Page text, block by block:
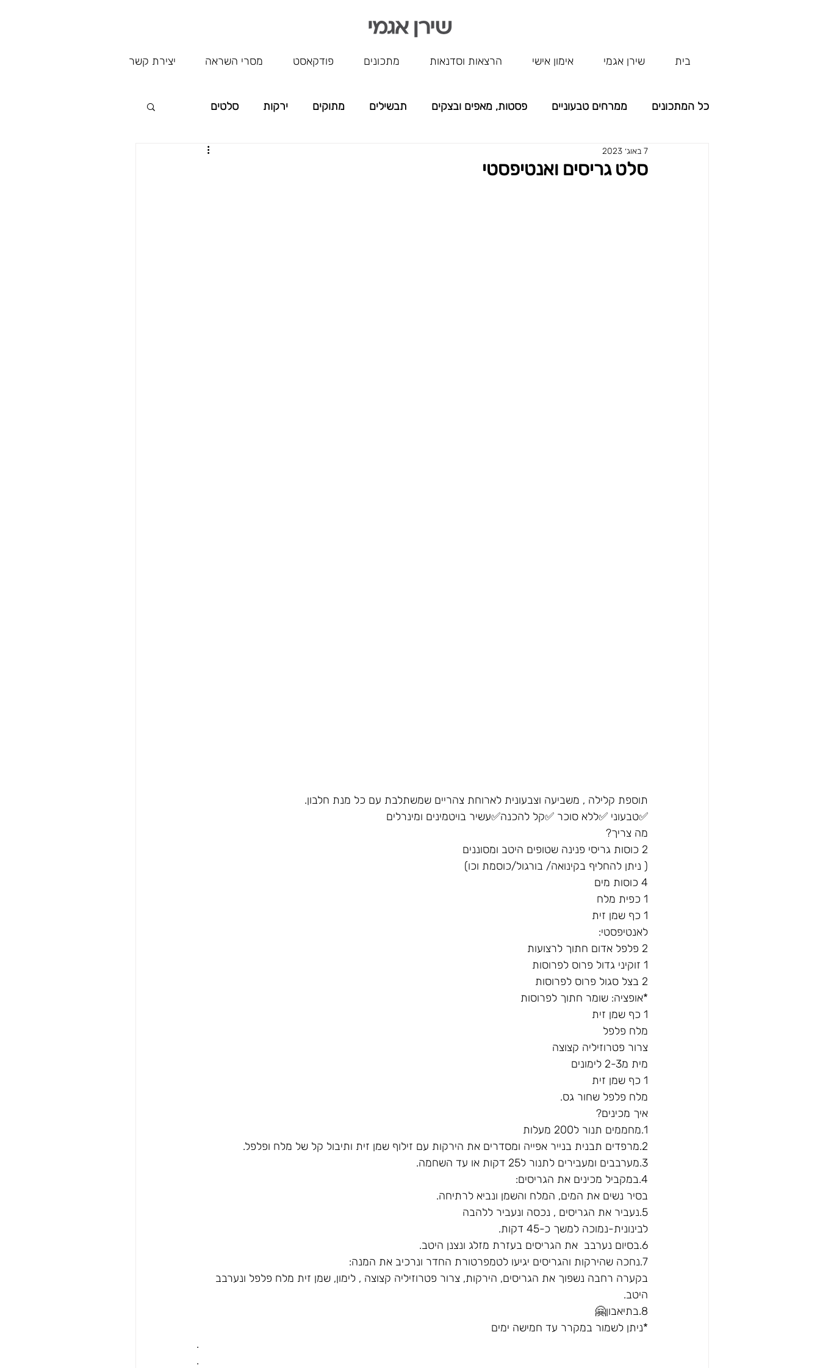
בית שירן אגמי אימון אישי הרצאות וסדנאות מתכונים פודקאסט מסרי השראה יצירת קשר
כל המתכונים ממרחים טבעוניים פסטות, מאפים ובצקים תבשילים מתוקים ירקות סלטים
קטגוריה ללא שם
סלט גריסים ואנטיפסטי
7 באוג׳ 2023
תוספת קלילה , משביעה וצבעונית לארוחת צהריים שמשתלבת עם כל מנת חלבון.
✅טבעוני ✅ללא סוכר ✅קל להכנה✅עשיר בויטמינים ומינרלים
מה צריך?
2 כוסות גריסי פנינה שטופים היטב ומסוננים
( ניתן להחליף בקינואה/ בורגול/כוסמת וכו)
4 כוסות מים
1 כפית מלח
1 כף שמן זית
לאנטיפסטי:
2 פלפל אדום חתוך לרצועות
1 זוקיני גדול פרוס לפרוסות
2 בצל סגול פרוס לפרוסות
*אופציה: שומר חתוך לפרוסות
1 כף שמן זית
מלח פלפל
צרור פטרוזיליה קצוצה
מית מ2-3 לימונים
1 כף שמן זית
מלח פלפל שחור גס.
איך מכינים?
1.מחממים תנור ל200 מעלות
2.מרפדים תבנית בנייר אפייה ומסדרים את הירקות עם זילוף שמן זית ותיבול קל של מלח ופלפל.
3.מערבבים ומעבירים לתנור ל25 דקות או עד השחמה.
4.במקביל מכינים את הגריסים:
בסיר נשים את המים, המלח והשמן ונביא לרתיחה.
5.נעביר את הגריסים , נכסה ונעביר ללהבה
לבינונית-נמוכה למשך כ-45 דקות.
6.בסיום נערבב  את הגריסים בעזרת מזלג ונצנן היטב.
7.נחכה שהירקות והגריסים יגיעו לטמפרטורת החדר ונרכיב את המנה:
בקערה רחבה נשפוך את הגריסים, הירקות, צרור פטרוזיליה קצוצה , לימון, שמן זית מלח פלפל ונערבב
היטב.
8.בתיאבון🤗
*ניתן לשמור במקרר עד חמישה ימים
.
.